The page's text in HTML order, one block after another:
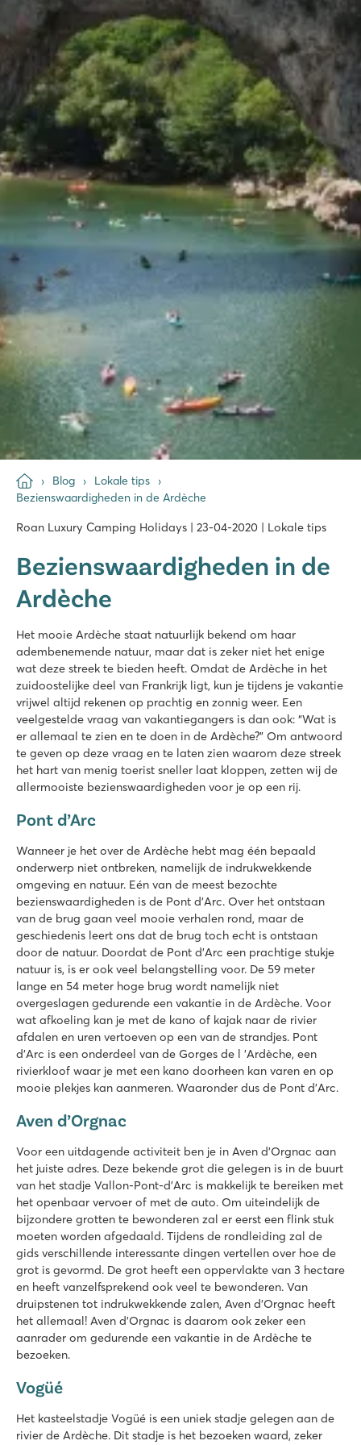
Blog
Lokale tips
Bezienswaardigheden in de Ardèche
Roan Luxury Camping Holidays | 23-04-2020 | Lokale tips
Bezienswaardigheden in de
Ardèche
Het mooie Ardèche staat natuurlijk bekend om haar
adembenemende natuur, maar dat is zeker niet het enige
wat deze streek te bieden heeft. Omdat de Ardèche in het
zuidoostelijke deel van Frankrijk ligt, kun je tijdens je vakantie
vrijwel altijd rekenen op prachtig en zonnig weer. Een
veelgestelde vraag van vakantiegangers is dan ook: “Wat is
er allemaal te zien en te doen in de Ardèche?” Om antwoord
te geven op deze vraag en te laten zien waarom deze streek
het hart van menig toerist sneller laat kloppen, zetten wij de
allermooiste bezienswaardigheden voor je op een rij.
Pont d’Arc
Wanneer je het over de Ardèche hebt mag één bepaald
onderwerp niet ontbreken, namelijk de indrukwekkende
omgeving en natuur. Eén van de meest bezochte
bezienswaardigheden is de Pont d’Arc. Over het ontstaan
van de brug gaan veel mooie verhalen rond, maar de
geschiedenis leert ons dat de brug toch echt is ontstaan
door de natuur. Doordat de Pont d’Arc een prachtige stukje
natuur is, is er ook veel belangstelling voor. De 59 meter
lange en 54 meter hoge brug wordt namelijk niet
overgeslagen gedurende een vakantie in de Ardèche. Voor
wat afkoeling kan je met de kano of kajak naar de rivier
afdalen en uren vertoeven op een van de strandjes. Pont
d’Arc is een onderdeel van de Gorges de l ’Ardèche, een
rivierkloof waar je met een kano doorheen kan varen en op
mooie plekjes kan aanmeren. Waaronder dus de Pont d’Arc.
Aven d’Orgnac
Voor een uitdagende activiteit ben je in Aven d’Orgnac aan
het juiste adres. Deze bekende grot die gelegen is in de buurt
van het stadje Vallon-Pont-d’Arc is makkelijk te bereiken met
het openbaar vervoer of met de auto. Om uiteindelijk de
bijzondere grotten te bewonderen zal er eerst een flink stuk
moeten worden afgedaald. Tijdens de rondleiding zal de
gids verschillende interessante dingen vertellen over hoe de
grot is gevormd. De grot heeft een oppervlakte van 3 hectare
en heeft vanzelfsprekend ook veel te bewonderen. Van
druipstenen tot indrukwekkende zalen, Aven d’Orgnac heeft
het allemaal! Aven d’Orgnac is daarom ook zeker een
aanrader om gedurende een vakantie in de Ardèche te
bezoeken.
Vogüé
Het kasteelstadje Vogüé is een uniek stadje gelegen aan de
rivier de Ardèche. Dit stadje is het bezoeken waard, zeker